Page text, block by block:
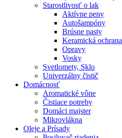
Starostlivosť o lak
Aktívne peny
Autošampóny
Brúsne pasty
Keramická ochrana
Opravy
Vosky
Svetlomety, Sklo
Univerzálny čistič
Domácnosť
Aromatické vône
Čistiace potreby
Domáci majster
Mikrovlákna
Oleje a Prísady